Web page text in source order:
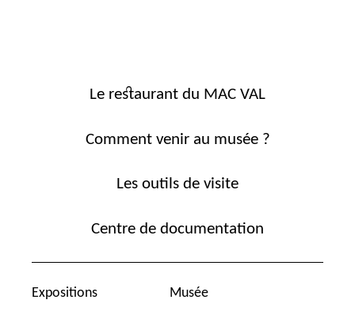
Le restaurant du MAC VAL
Comment venir au musée ?
Les outils de visite
Centre de documentation
Expositions Musée